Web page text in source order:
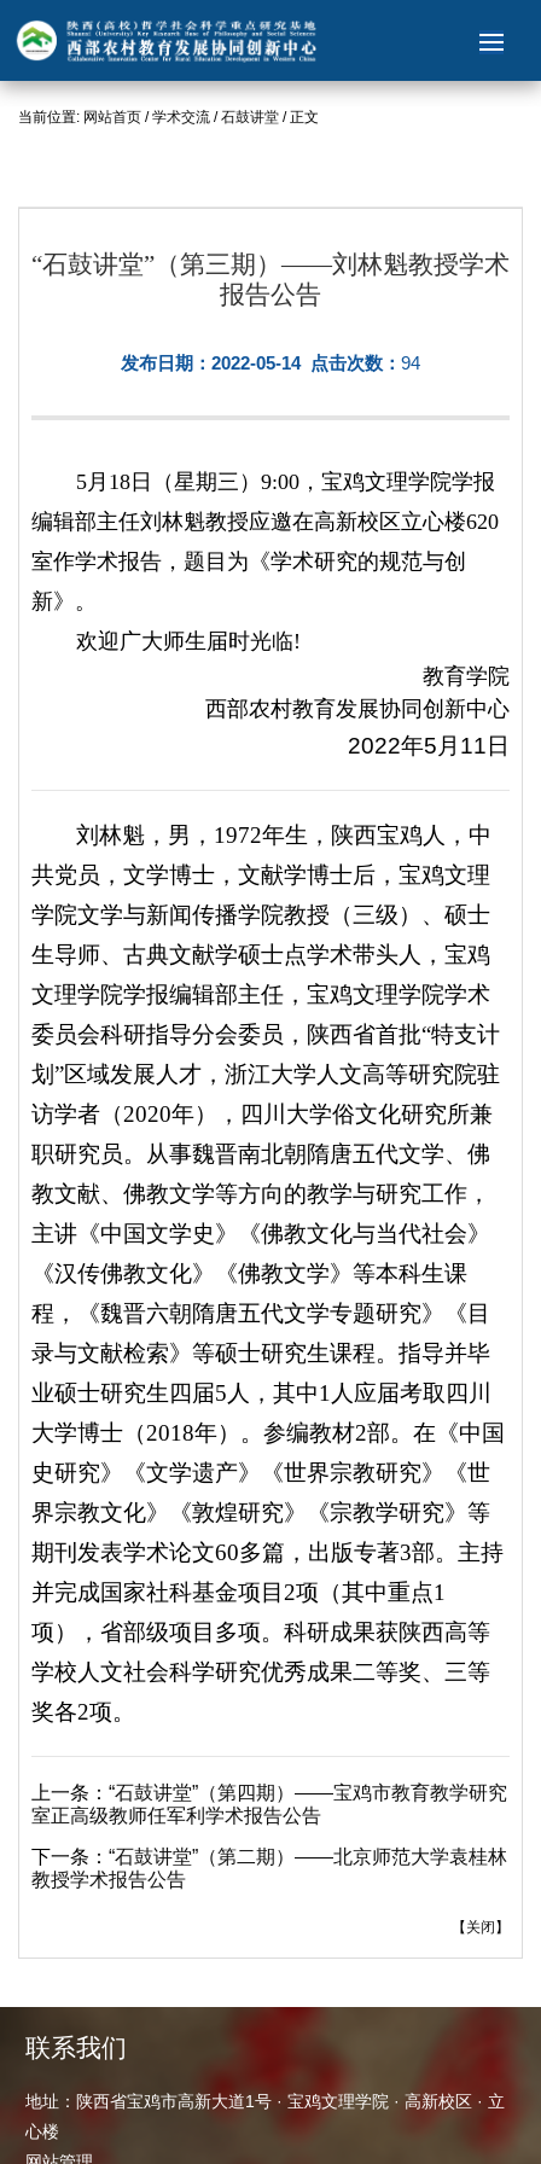
当前位置: 网站首页 /学术交流 /石鼓讲堂 / 正文
“石鼓讲堂”（第三期）——刘林魁教授学术
报告公告
发布日期：2022-05-14 点击次数： 94
5月18日（星期三）9:00，宝鸡文理学院学报
编辑部主任刘林魁教授应邀在高新校区立心楼620
室作学术报告，题目为《学术研究的规范与创
新》。
欢迎广大师生届时光临!
教育学院
西部农村教育发展协同创新中心
2022年5月11日
刘林魁，男，1972年生，陕西宝鸡人，中
共党员，文学博士，文献学博士后，宝鸡文理
学院文学与新闻传播学院教授（三级）、硕士
生导师、古典文献学硕士点学术带头人，宝鸡
文理学院学报编辑部主任，宝鸡文理学院学术
委员会科研指导分会委员，陕西省首批“特支计
划”区域发展人才，浙江大学人文高等研究院驻
访学者（2020年），四川大学俗文化研究所兼
职研究员。从事魏晋南北朝隋唐五代文学、佛
教文献、佛教文学等方向的教学与研究工作，
主讲《中国文学史》《佛教文化与当代社会》
《汉传佛教文化》《佛教文学》等本科生课
程，《魏晋六朝隋唐五代文学专题研究》《目
录与文献检索》等硕士研究生课程。指导并毕
业硕士研究生四届5人，其中1人应届考取四川
大学博士（2018年）。参编教材2部。在《中国
史研究》《文学遗产》《世界宗教研究》《世
界宗教文化》《敦煌研究》《宗教学研究》等
期刊发表学术论文60多篇，出版专著3部。主持
并完成国家社科基金项目2项（其中重点1
项），省部级项目多项。科研成果获陕西高等
学校人文社会科学研究优秀成果二等奖、三等
奖各2项。
上一条： “石鼓讲堂”（第四期）——宝鸡市教育教学研究
室正高级教师任军利学术报告公告
下一条： “石鼓讲堂”（第二期）——北京师范大学袁桂林
教授学术报告公告
【 关闭 】
联系我们
地址：陕西省宝鸡市高新大道1号 · 宝鸡文理学院 · 高新校区 · 立
心楼